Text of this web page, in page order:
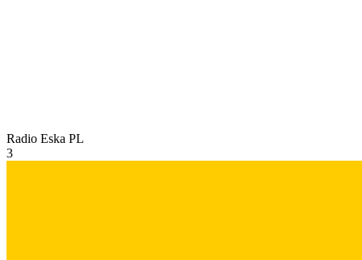
Radio Eska PL
3